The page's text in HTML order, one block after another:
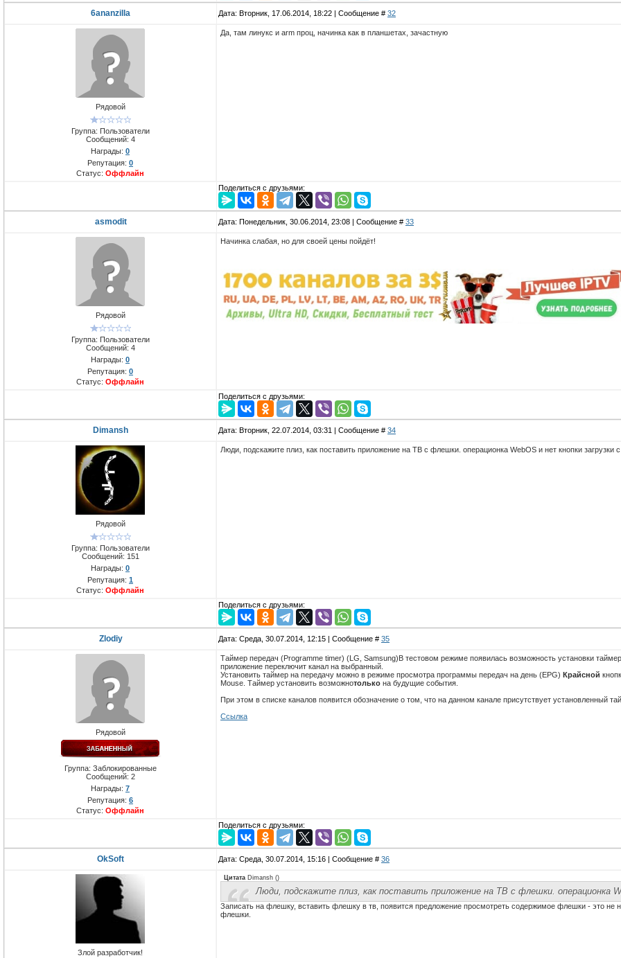
6ananzilla Дата: Вторник, 17.06.2014, 18:22 | Сообщение # 32
Рядовой
Группа: Пользователи
Сообщений: 4
Награды: 0
Репутация: 0
Статус: Оффлайн
Да, там линукс и arm проц, начинка как в планшетах, зачастную
Поделиться с друзьями:
asmodit Дата: Понедельник, 30.06.2014, 23:08 | Сообщение # 33
Рядовой
Группа: Пользователи
Сообщений: 4
Награды: 0
Репутация: 0
Статус: Оффлайн
Начинка слабая, но для своей цены пойдёт!
Поделиться с друзьями:
Dimansh Дата: Вторник, 22.07.2014, 03:31 | Сообщение # 34
Рядовой
Группа: Пользователи
Сообщений: 151
Награды: 0
Репутация: 1
Статус: Оффлайн
Люди, подскажите плиз, как поставить приложение на ТВ с флешки. операционка WebOS и нет кнопки загрузки
Поделиться с друзьями:
Zlodiy Дата: Среда, 30.07.2014, 12:15 | Сообщение # 35
Рядовой
Группа: Заблокированные
Сообщений: 2
Награды: 7
Репутация: 6
Статус: Оффлайн
Таймер передач (Programme timer) (LG, Samsung)В тестовом режиме появилась возможность установки
приложение переключит канал на выбранный.
Установить таймер на передачу можно в режиме просмотра программы передач на день (EPG) Крайсной
Mouse. Таймер установить возможнотолько на будущие события.
При этом в списке каналов появится обозначение о том, что на данном канале присутствует установленный
Ссылка
Поделиться с друзьями:
OkSoft Дата: Среда, 30.07.2014, 15:16 | Сообщение # 36
Злой разработчик!
Цитата Dimansh ()
Люди, подскажите плиз, как поставить приложение на ТВ с флешки. операционка
Записать на флешку, вставить флешку в тв, появится предложение просмотреть содержимое флешки - это не
флешки.